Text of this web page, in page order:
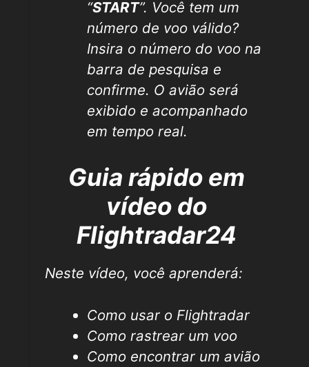
“START”. Você tem um
número de voo válido?
Insira o número do voo na
barra de pesquisa e
confirme. O avião será
exibido e acompanhado
em tempo real.
Guia rápido em
vídeo do
Flightradar24
Neste vídeo, você aprenderá:
Como usar o Flightradar
Como rastrear um voo
Como encontrar um avião